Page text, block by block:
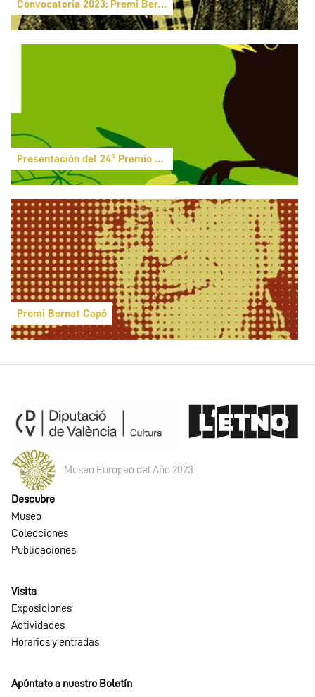
Convocatoria 2023: Premi Bernat Capó
Presentación del 24º Premio Bernat Capó
Premi Bernat Capó
Museo Europeo del Año 2023
Descubre
Museo
Colecciones
Publicaciones
Visita
Exposiciones
Actividades
Horarios y entradas
Apúntate a nuestro Boletín